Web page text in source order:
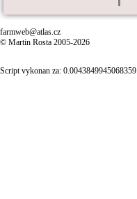
farmweb@atlas.cz
© Martin Rosta 2005-2026
Script vykonan za: